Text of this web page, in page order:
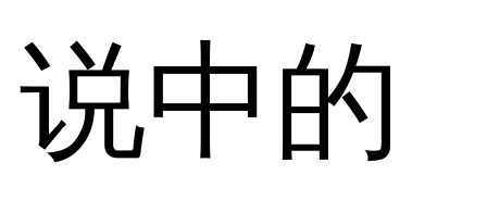
说中的